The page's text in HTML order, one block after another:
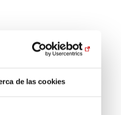
de las cookies